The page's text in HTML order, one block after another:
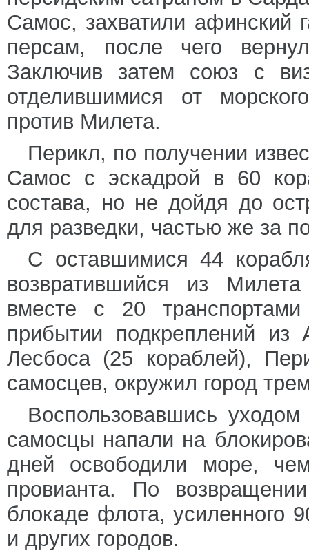
Самос, захватили афинский
персам, после чего
Заключив затем союз с
отделившимися от
против Милета.
Перикл, по получении
Самос с эскадрой в 60
состава, но не дойдя до
для разведки, частью же за
С оставшимися 44
возвратившийся из
вместе с 20
прибытии подкреплений
Лесбоса (25 кораблей),
самосцев, окружил город
Воспользовавшись
самосцы напали на
дней освободили море,
провианта. По
блокаде флота,
и других городов.